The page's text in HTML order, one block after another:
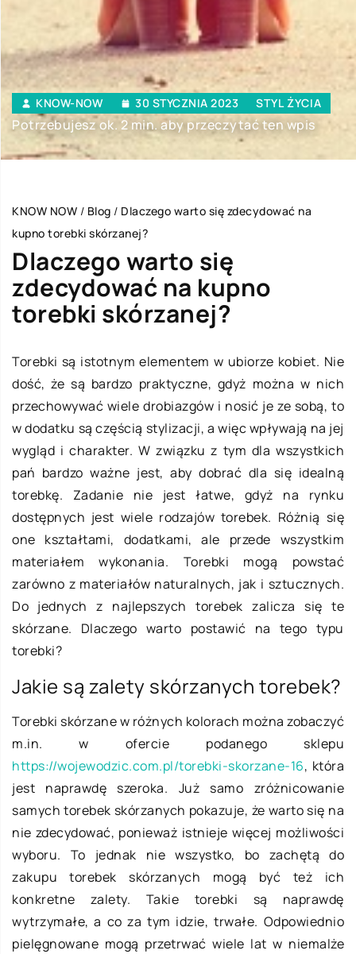
KNOW-NOW 30 STYCZNIA 2023 STYL ŻYCIA
Potrzebujesz ok. 2 min. aby przeczytać ten wpis
KNOW NOW / Blog / Dlaczego warto się zdecydować na
kupno torebki skórzanej?
Dlaczego warto się
zdecydować na kupno
torebki skórzanej?
Torebki są istotnym elementem w ubiorze kobiet. Nie
dość, że są bardzo praktyczne, gdyż można w nich
przechowywać wiele drobiazgów i nosić je ze sobą, to
w dodatku są częścią stylizacji, a więc wpływają na jej
wygląd i charakter. W związku z tym dla wszystkich
pań bardzo ważne jest, aby dobrać dla się idealną
torebkę. Zadanie nie jest łatwe, gdyż na rynku
dostępnych jest wiele rodzajów torebek. Różnią się
one kształtami, dodatkami, ale przede wszystkim
materiałem wykonania. Torebki mogą powstać
zarówno z materiałów naturalnych, jak i sztucznych.
Do jednych z najlepszych torebek zalicza się te
skórzane. Dlaczego warto postawić na tego typu
torebki?
Jakie są zalety skórzanych torebek?
Torebki skórzane w różnych kolorach można zobaczyć
m.in. w ofercie podanego sklepu
https://wojewodzic.com.pl/torebki-skorzane-16, która
jest naprawdę szeroka. Już samo zróżnicowanie
samych torebek skórzanych pokazuje, że warto się na
nie zdecydować, ponieważ istnieje więcej możliwości
wyboru. To jednak nie wszystko, bo zachętą do
zakupu torebek skórzanych mogą być też ich
konkretne zalety. Takie torebki są naprawdę
wytrzymałe, a co za tym idzie, trwałe. Odpowiednio
pielęgnowane mogą przetrwać wiele lat w niemalże